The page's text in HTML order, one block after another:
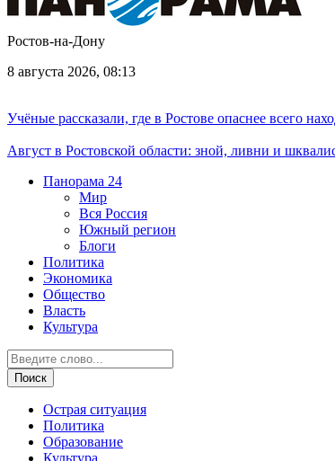
Ростов-на-Дону
8 августа 2026, 08:13
Учёные рассказали, где в Ростове опаснее всего
Август в Ростовской области: зной, ливни и
Панорама 24
Мир
Вся Россия
Южный регион
Блоги
Политика
Экономика
Общество
Власть
Культура
Острая ситуация
Политика
Образование
Культура